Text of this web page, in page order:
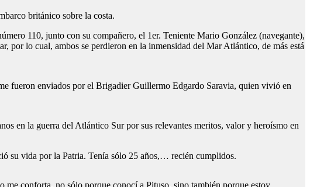
británico sobre la costa.
110, junto con su compañero, el 1er. Teniente Mario González (navegante),
por lo cual, ambos se perdieron en la inmensidad del Mar Atlántico, de más está
fueron enviados por el Brigadier Guillermo Edgardo Saravia, quien vivió en
en la guerra del Atlántico Sur por sus relevantes meritos, valor y heroísmo en
su vida por la Patria. Tenía sólo 25 años,… recién cumplidos.
me conforta, no sólo porque conocí a Pituso, sino también porque estoy